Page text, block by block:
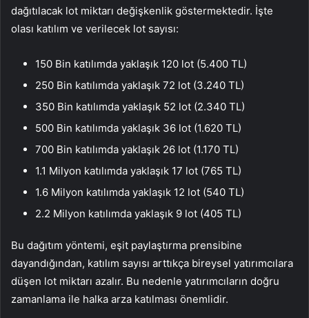
dağıtılacak lot miktarı değişkenlik göstermektedir. İşte
olası katılım ve verilecek lot sayısı:
150 Bin katılımda yaklaşık 120 lot (5.400 TL)
250 Bin katılımda yaklaşık 72 lot (3.240 TL)
350 Bin katılımda yaklaşık 52 lot (2.340 TL)
500 Bin katılımda yaklaşık 36 lot (1.620 TL)
700 Bin katılımda yaklaşık 26 lot (1.170 TL)
1.1 Milyon katılımda yaklaşık 17 lot (765 TL)
1.6 Milyon katılımda yaklaşık 12 lot (540 TL)
2.2 Milyon katılımda yaklaşık 9 lot (405 TL)
Bu dağıtım yöntemi, eşit paylaştırma prensibine
dayandığından, katılım sayısı arttıkça bireysel yatırımcılara
düşen lot miktarı azalır. Bu nedenle yatırımcıların doğru
zamanlama ile halka arza katılması önemlidir.